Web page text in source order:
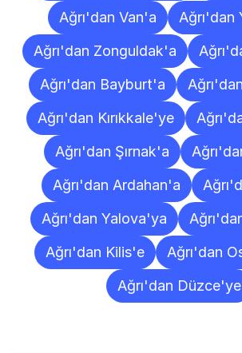
Ağrı'dan Van'a
Ağrı'dan
Ağrı'dan Zonguldak'a
Ağrı'dan Bayburt'a
Ağrı'dan Kırıkkale'ye
Ağrı'dan Şırnak'a
Ağrı'dan Ardahan'a
Ağrı'dan Yalova'ya
Ağrı'dan Kilis'e
Ağrı'dan
Ağrı'dan Düzce'ye